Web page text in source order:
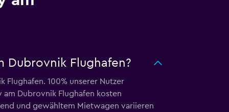
Flughafen?
100% unserer Nutzer
Dubrovnik Flughafen kosten
und gewähltem Mietwagen variieren